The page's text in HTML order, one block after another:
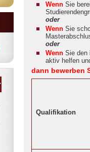
Wenn Sie
oder
Wenn Sie
oder
Wenn Sie den
aktiv helfen
dann bewerben
Qualifikation